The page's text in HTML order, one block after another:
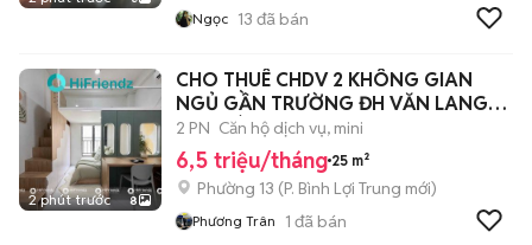
Ngọc 13 đã bán
2 phút trước 8
CHO THUÊ CHDV 2 KHÔNG GIAN
NGỦ GẦN TRƯỜNG ĐH VĂN LANG
CS3 - BÌNH THANH
2 PN Căn hộ dịch vụ, mini
6,5 triệu/tháng 25 m²
Phường 13 (P. Bình Lợi Trung mới)
Phương Trân 1 đã bán